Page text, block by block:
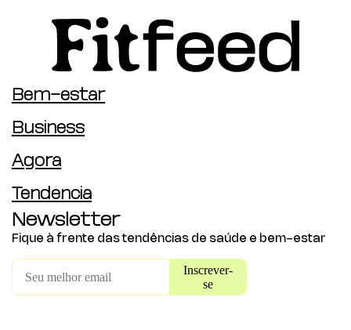
Bem-estar
Business
Agora
Tendência
Newsletter
Fique à frente das tendências de saúde e bem-estar